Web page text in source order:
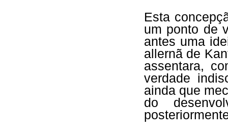
Esta
um ponto de
antes uma
allernã de
assentara,
verdade
ainda que
do